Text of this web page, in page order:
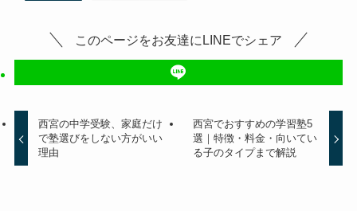
このページをお友達にLINEでシェア
西宮の中学受験、家庭だけ
で塾選びをしない方がいい
理由
西宮でおすすめの学習塾5
選｜特徴・料金・向いてい
る子のタイプまで解説